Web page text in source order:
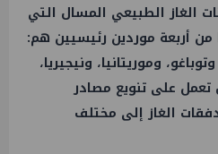
من شحنات الغاز الطبيعي المسال التي
أربعة موردين رئيسيين هم:
وموريتانيا، ونيجيريا،
تعمل على تنويع مصادر
الغاز إلى مختلف